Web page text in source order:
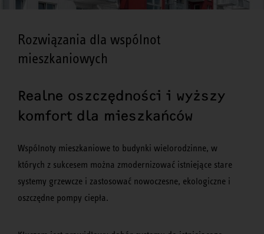
Rozwiązania dla wspólnot
mieszkaniowych
Realne oszczędności i wyższy
komfort dla mieszkańców
Wspólnoty mieszkaniowe to budynki wielorodzinne, w
których z sukcesem można zmodernizować istniejące stare
systemy grzewcze i zastosować nowoczesne, ekologiczne i
oszczędne pompy ciepła.